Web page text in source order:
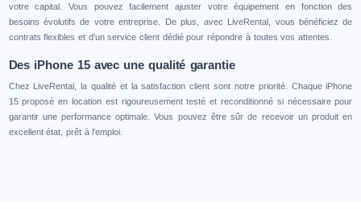
votre capital. Vous pouvez facilement ajuster votre équipement en fonction des
besoins évolutifs de votre entreprise. De plus, avec LiveRental, vous bénéficiez de
contrats flexibles et d'un service client dédié pour répondre à toutes vos attentes.
Des iPhone 15 avec une qualité garantie
Chez LiveRental, la qualité et la satisfaction client sont notre priorité. Chaque iPhone
15 proposé en location est rigoureusement testé et reconditionné si nécessaire pour
garantir une performance optimale. Vous pouvez être sûr de recevoir un produit en
excellent état, prêt à l'emploi.